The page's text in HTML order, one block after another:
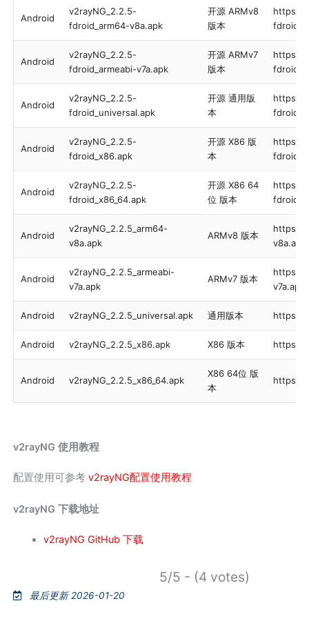
Android
v2rayNG_2.2.5-
fdroid_arm64-v8a.apk
开源 ARMv8
版本
https://
Android
v2rayNG_2.2.5-
fdroid_armeabi-v7a.apk
开源 ARMv7
版本
https://
Android
v2rayNG_2.2.5-
fdroid_universal.apk
开源 通用版
本
https://
Android
v2rayNG_2.2.5-
fdroid_x86.apk
开源 X86 版
本
https://
Android
v2rayNG_2.2.5-
fdroid_x86_64.apk
开源 X86 64
位 版本
https://
Android
v2rayNG_2.2.5_arm64-
v8a.apk
ARMv8 版本
https://
v8a.apk
Android
v2rayNG_2.2.5_armeabi-
v7a.apk
ARMv7 版本
https://
v7a.apk
Android v2rayNG_2.2.5_universal.apk 通用版本 https://
Android v2rayNG_2.2.5_x86.apk X86 版本 https://
Android v2rayNG_2.2.5_x86_64.apk
X86 64位 版
本
https://
v2rayNG 使用教程
配置使用可参考v2rayNG配置使用教程
v2rayNG 下载地址
v2rayNG GitHub 下载
5/5 - (4 votes)
最后更新 2026-01-20